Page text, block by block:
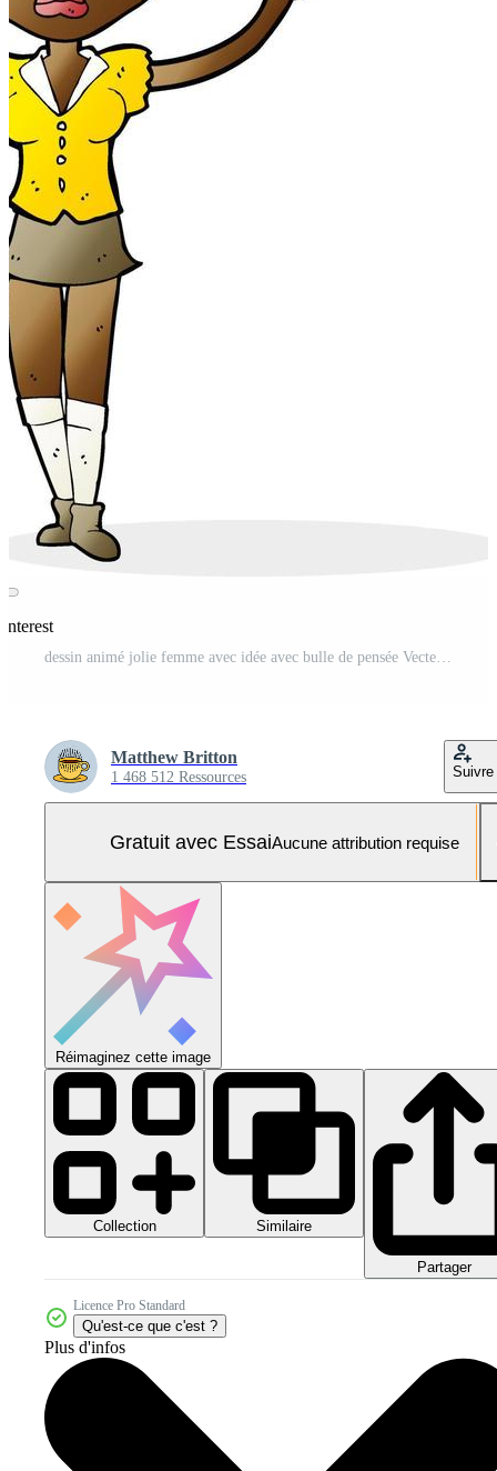
dessin animé jolie femme avec idée avec bulle de pensée Vecteur Pro et SVG Pro
Matthew Britton
1 468 512 Ressources Suivre
Gratuit avec EssaiAucune attribution requise
Réimaginez cette image
Collection Similaire
Partager
Licence Pro Standard
Qu'est-ce que c'est ?
Plus d'infos